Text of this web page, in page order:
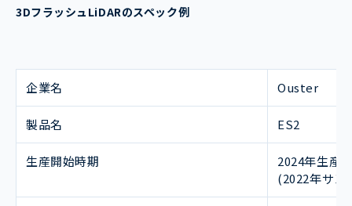
3DフラッシュLiDARのスペック例
企業名 Ouster
製品名 ES2
生産開始時期
2024年生産
(2022年サン